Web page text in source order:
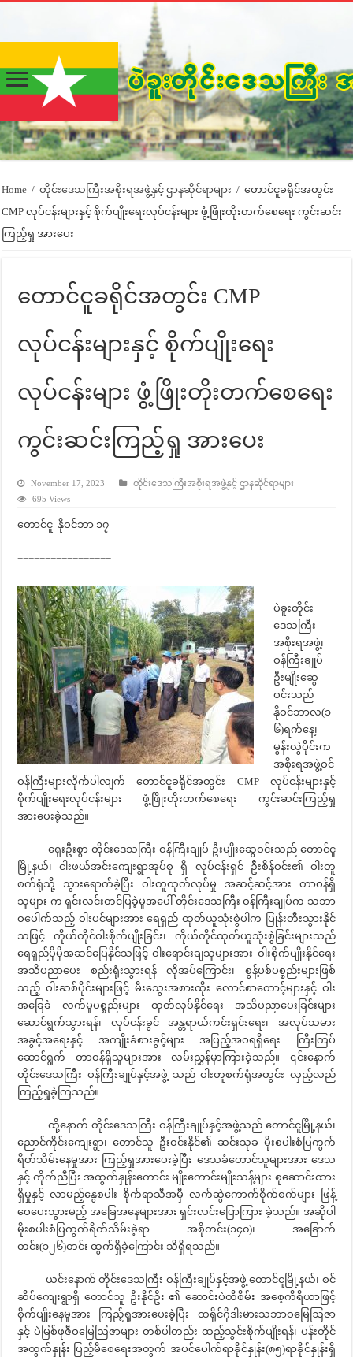
Home / တိုင်းဒေသကြီးအစိုးရအဖွဲ့နှင့် ဌာနဆိုင်ရာများ / တောင်ငူခရိုင်အတွင်း
CMP လုပ်ငန်းများနှင့် စိုက်ပျိုးရေးလုပ်ငန်းများ ဖွံ့ဖြိုးတိုးတက်စေရေး ကွင်းဆင်း
ကြည့်ရှု အားပေး
တောင်ငူခရိုင်အတွင်း CMP
လုပ်ငန်းများနှင့် စိုက်ပျိုးရေး
လုပ်ငန်းများ ဖွံ့ဖြိုးတိုးတက်စေရေး
ကွင်းဆင်းကြည့်ရှု အားပေး
November 17, 2023
တိုင်းဒေသကြီးအစိုးရအဖွဲ့နှင့် ဌာနဆိုင်ရာများ
695 Views
တောင်ငူ နိုဝင်ဘာ ၁၇
=================
ပဲခူးတိုင်း
ဒေသကြီး
အစိုးရအဖွဲ့၊
ဝန်ကြီးချုပ်
ဦးမျိုးဆွေ
ဝင်းသည်
နိုဝင်ဘာလ(၁
၆)ရက်နေ့၊
မွန်းလွဲပိုင်းက
အစိုးရအဖွဲ့ဝင်
ဝန်ကြီးများလိုက်ပါလျက် တောင်ငူခရိုင်အတွင်း CMP လုပ်ငန်းများနှင့်
စိုက်ပျိုးရေးလုပ်ငန်းများ ဖွံ့ဖြိုးတိုးတက်စေရေး ကွင်းဆင်းကြည့်ရှု
အားပေးခဲ့သည်။
ရှေးဦးစွာ တိုင်းဒေသကြီး ဝန်ကြီးချုပ် ဦးမျိုးဆွေဝင်းသည် တောင်ငူ
မြို့နယ်၊ ငါးဖယ်အင်းကျေးရွာအုပ်စု ရှိ လုပ်ငန်းရှင် ဦးစိန်ဝင်း၏ ဝါးတူ
စက်ရုံသို့ သွားရောက်ခဲ့ပြီး ဝါးတူထုတ်လုပ်မှု အဆင့်ဆင့်အား တာဝန်ရှိ
သူများ က ရှင်းလင်းတင်ပြခဲ့မှုအပေါ် တိုင်းဒေသကြီး ဝန်ကြီးချုပ်က သဘာ
ဝပေါက်သည့် ဝါးပင်များအား ရေရှည် ထုတ်ယူသုံးစွဲပါက ပြုန်းတီးသွားနိုင်
သဖြင့် ကိုယ်တိုင်ဝါးစိုက်ပျိုးခြင်း၊ ကိုယ်တိုင်ထုတ်ယူသုံးစွဲခြင်းများသည်
ရေရှည်ပိုမိုအဆင်ပြေနိုင်သဖြင့် ဝါးရောင်းချသူများအား ဝါးစိုက်ပျိုးနိုင်ရေး
အသိပညာပေး စည်းရုံးသွားရန် လိုအပ်ကြောင်း၊ စွန့်ပစ်ပစ္စည်းများဖြစ်
သည့် ဝါးဆစ်ပိုင်းများဖြင့် မီးသွေးအစားထိုး လောင်စာတောင့်များနှင့် ဝါး
အခြေခံ လက်မှုပစ္စည်းများ ထုတ်လုပ်နိုင်ရေး အသိပညာပေးခြင်းများ
ဆောင်ရွက်သွားရန်၊ လုပ်ငန်းခွင် အန္တရာယ်ကင်းရှင်းရေး၊ အလုပ်သမား
အခွင့်အရေးနှင့် အကျိုးခံစားခွင့်များ အပြည့်အဝရရှိရေး ကြီးကြပ်
ဆောင်ရွက် တာဝန်ရှိသူများအား လမ်းညွှန်မှာကြားခဲ့သည်။ ၎င်းနောက်
တိုင်းဒေသကြီး ဝန်ကြီးချုပ်နှင့်အဖွဲ့ သည် ဝါးတူစက်ရုံအတွင်း လှည့်လည်
ကြည့်ရှုခဲ့ကြသည်။
ထို့နောက် တိုင်းဒေသကြီး ဝန်ကြီးချုပ်နှင့်အဖွဲ့သည် တောင်ငူမြို့နယ်၊
ညောင်ကိုင်းကျေးရွာ၊ တောင်သူ ဦးဝင်းနိုင်၏ ဆင်းသုခ မိုးစပါးစံပြကွက်
ရိတ်သိမ်းနေမှုအား ကြည့်ရှုအားပေးခဲ့ပြီး ဒေသခံတောင်သူများအား ဒေသ
နှင့် ကိုက်ညီပြီး အထွက်နှုန်းကောင်း မျိုးကောင်းမျိုးသန့်များ စုဆောင်းထား
ရှိမှုနှင့် လာမည့်နွေစပါး စိုက်ရာသီအမှီ လက်ဆွဲကောက်စိုက်စက်များ ဖြန့်
ဝေပေးသွားမည့် အခြေအနေများအား ရှင်းလင်းပြောကြား ခဲ့သည်။ အဆိုပါ
မိုးစပါးစံပြကွက်ရိတ်သိမ်းခဲ့ရာ အစိုတင်း(၁၄၀)၊ အခြောက်
တင်း(၁၂၆)တင်း ထွက်ရှိခဲ့ကြောင်း သိရှိရသည်။
ယင်းနောက် တိုင်းဒေသကြီး ဝန်ကြီးချုပ်နှင့်အဖွဲ့ တောင်ငူမြို့နယ်၊ စင်
ဆိပ်ကျေးရွာရှိ တောင်သူ ဦးနိုင်ဦး ၏ ဆောင်းပဲတီစိမ်း အစေ့ကိရိယာဖြင့်
စိုက်ပျိုးနေမှုအား ကြည့်ရှုအားပေးခဲ့ပြီး ထရိုင်ဂိုဒါးမားသဘာဝမြေဩဇာ
နှင့် ပဲမြစ်ဖုဇီဝမြေဩဇာများ တစ်ပါတည်း ထည့်သွင်းစိုက်ပျိုးရန်၊ ပန်းတိုင်
အထွက်နှုန်း ပြည့်မီစေရေးအတွက် အပင်ပေါက်ရာခိုင်နှုန်း(၈၅)ရာခိုင်နှုန်းရှိ